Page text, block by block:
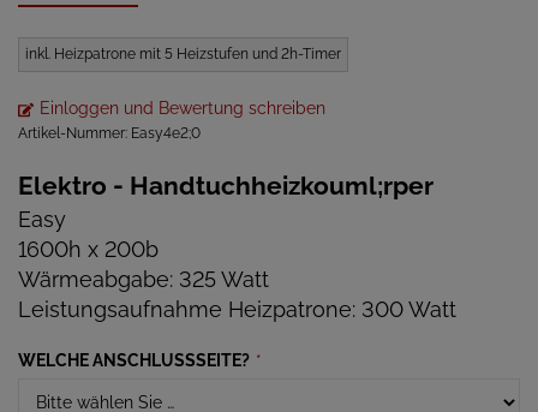
inkl. Heizpatrone mit 5 Heizstufen und 2h-Timer
Einloggen und Bewertung schreiben
Artikel-Nummer: Easy4e2;0
Elektro - Handtuchheizkouml;rper
Easy
1600h x 200b
Wärmeabgabe: 325 Watt
Leistungsaufnahme Heizpatrone: 300 Watt
WELCHE ANSCHLUSSSEITE? *